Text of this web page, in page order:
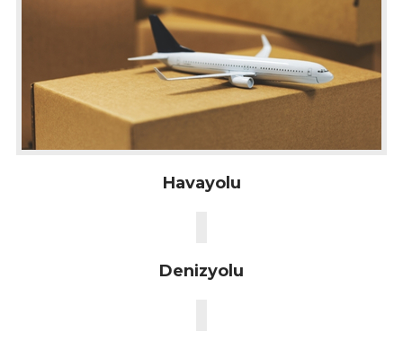
Havayolu
Denizyolu